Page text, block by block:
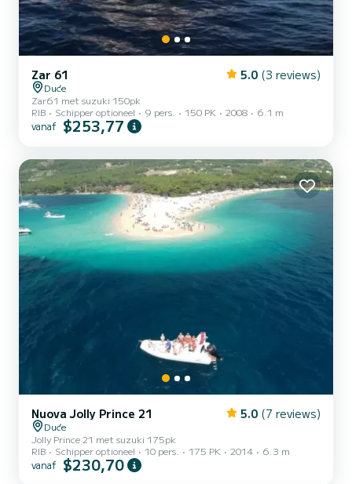
Zar 61 5.0 (3 reviews)
Duće
Zar61 met suzuki 150pk
RIB
Schipper optioneel 9 pers. 150 PK 2008 6.1 m
vanaf $253,77
Nuova Jolly Prince 21 5.0 (7 reviews)
Duće
Jolly Prince 21 met suzuki 175pk
RIB
Schipper optioneel 10 pers. 175 PK 2014 6.3 m
vanaf $230,70